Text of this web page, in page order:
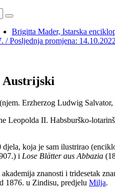
Brigitta Mader, Istarska
/ Posljednja promjena:
Austrijski
Erzherzog Ludwig
Leopolda II. Habsburško-
koja je sam ilustrirao
i Lose Blätter aus Abbazia
znanosti i tridesetak
1876. u Zindisu, predjelu Milja.